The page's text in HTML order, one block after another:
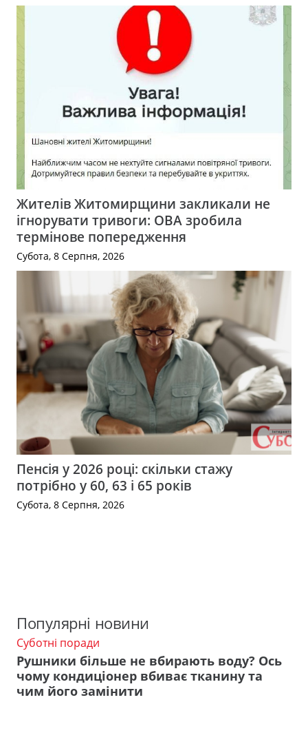
Жителів Житомирщини закликали не
ігнорувати тривоги: ОВА зробила
термінове попередження
Субота, 8 Серпня, 2026
Пенсія у 2026 році: скільки стажу
потрібно у 60, 63 і 65 років
Субота, 8 Серпня, 2026
Популярні новини
Суботні поради
Рушники більше не вбирають воду? Ось
чому кондиціонер вбиває тканину та
чим його замінити